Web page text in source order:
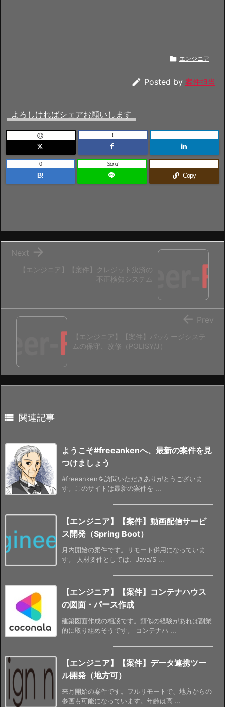
 エンジニア
 Posted by 案件担当
よろしければシェアお願いします
 ! -
B!
0 Send
Copy
-
【エンジニア】【案件】クレジット決済の
不正検知システム

Next
【エンジニア】【案件】パッケージシステ
ムの保守、改修（POLISY/J）
 Prev
 関連記事
ようこそ#freeankenへ、最新の案件を見
つけましょう
#freeankenを訪問いただきありがとうございま
す。このサイトは最新の案件を ...
【エンジニア】【案件】動画配信サービ
ス開発（Spring Boot）
月内開始の案件です。リモート併用になっていま
す。 人材要件としては、Java/S ...
【エンジニア】【案件】コンテナハウス
の図面・パース作成
建築図面作成の相談です。類似の経験があれば副業
的に取り組めそうです。 コンテナハ ...
【エンジニア】【案件】データ連携ツー
ル開発（地方可）
来月開始の案件です。フルリモートで、地方からの
参画も可能になっています。年齢は高 ...